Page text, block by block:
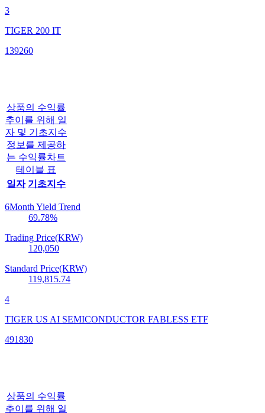
3
TIGER 200 IT
139260
상품의 수익률
추이를 위해 일
자 및 기초지수
정보를 제공하
는 수익률차트
테이블 표
일자 기초지수
6Month Yield Trend
69.78%
Trading Price(KRW)
120,050
Standard Price(KRW)
119,815.74
4
TIGER US AI SEMICONDUCTOR FABLESS ETF
491830
상품의 수익률
추이를 위해 일